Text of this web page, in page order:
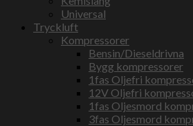
Universal
Tryckluft
Kompressorer
Bensin/Dieseldrivna
Bygg kompressorer
1fas Oljefri
12V Oljefri
1fas Oljesmord
3fas Oljesmord